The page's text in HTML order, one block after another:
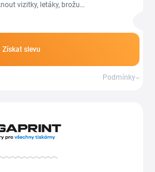
vizitky, letáky, brožury,
Získat slevu
Podmínky